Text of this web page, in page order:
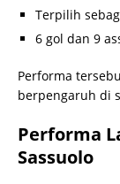
Terpilih
6 gol dan 9
Performa
berpengaruh di
Performa
Sassuolo